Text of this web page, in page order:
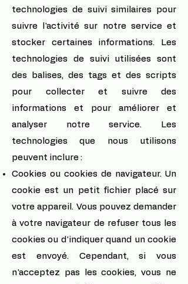
technologies de suivi similaires pour
suivre l'activité sur notre service et
stocker certaines informations. Les
technologies de suivi utilisées sont
des balises, des tags et des scripts
pour collecter et suivre des
informations et pour améliorer et
analyser notre service. Les
technologies que nous utilisons
peuvent inclure :
Cookies ou cookies de navigateur. Un
cookie est un petit fichier placé sur
votre appareil. Vous pouvez demander
à votre navigateur de refuser tous les
cookies ou d'indiquer quand un cookie
est envoyé. Cependant, si vous
n'acceptez pas les cookies, vous ne